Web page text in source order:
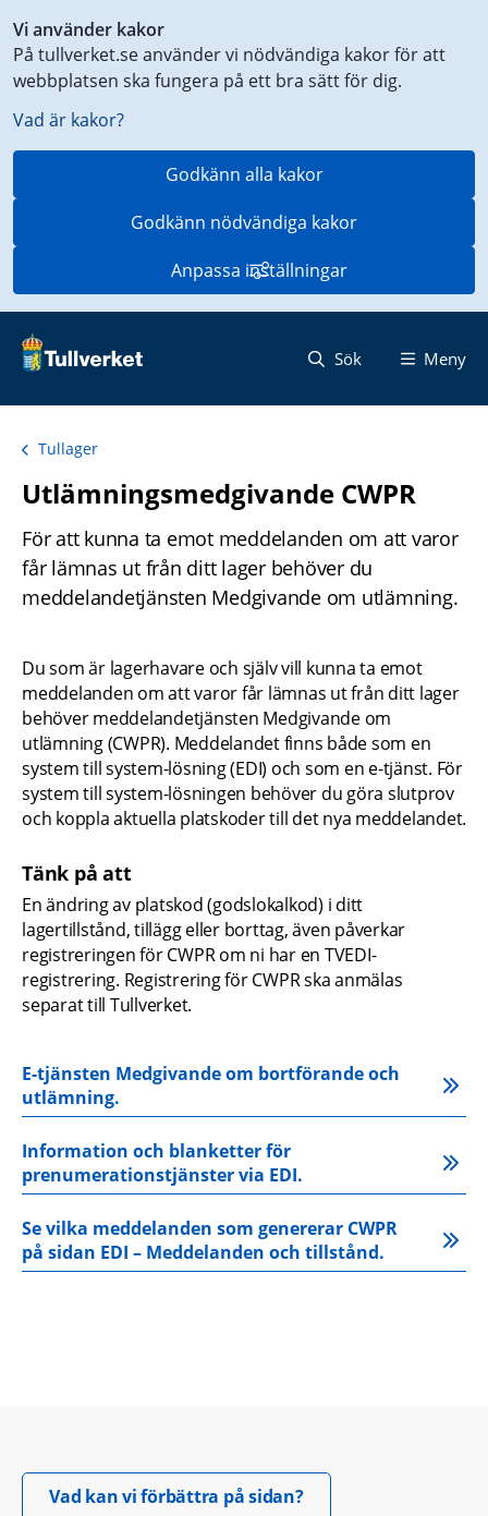
Vi använder kakor
På tullverket.se använder vi nödvändiga kakor för att
webbplatsen ska fungera på ett bra sätt för dig.
Vad är kakor?
Godkänn alla kakor
Godkänn nödvändiga kakor
Anpassa inställningar
till
innehåll
på
aktuell
Sök Meny
Tullager
Utlämningsmedgivande CWPR
För att kunna ta emot meddelanden om att varor
får lämnas ut från ditt lager behöver du
meddelandetjänsten Medgivande om utlämning.
Du som är lagerhavare och själv vill kunna ta emot
meddelanden om att varor får lämnas ut från ditt lager
behöver meddelandetjänsten Medgivande om
utlämning (CWPR). Meddelandet finns både som en
system till system-lösning (EDI) och som en e-tjänst. För
system till system-lösningen behöver du göra slutprov
och koppla aktuella platskoder till det nya meddelandet.
Tänk på att
En ändring av platskod (godslokalkod) i ditt
lagertillstånd, tillägg eller borttag, även påverkar
registreringen för CWPR om ni har en TVEDI-
registrering. Registrering för CWPR ska anmälas
separat till Tullverket.
E-tjänsten Medgivande om bortförande och
utlämning.
Information och blanketter för
prenumerationstjänster via EDI.
Se vilka meddelanden som genererar CWPR
på sidan EDI – Meddelanden och tillstånd.
Vad kan vi förbättra på sidan?Öppnas i nytt fönster.